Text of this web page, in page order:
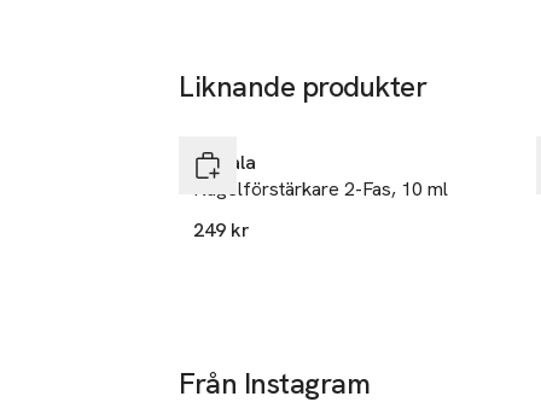
Liknande produkter
Mavala
Nagelförstärkare 2-Fas, 10 ml
249 kr
Från Instagram